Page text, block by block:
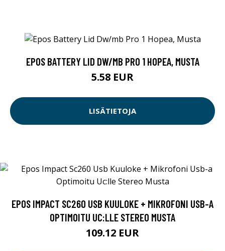
EPOS BATTERY LID DW/MB PRO 1 HOPEA, MUSTA
5.58 EUR
LISÄTIETOJA
EPOS IMPACT SC260 USB KUULOKE + MIKROFONI USB-A
OPTIMOITU UC:LLE STEREO MUSTA
109.12 EUR